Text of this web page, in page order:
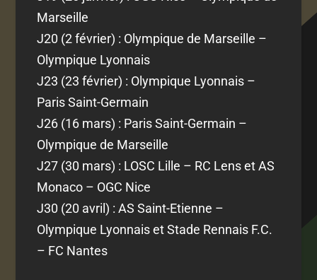
Marseille
J20 (2 février) : Olympique de Marseille –
Olympique Lyonnais
J23 (23 février) : Olympique Lyonnais –
Paris Saint-Germain
J26 (16 mars) : Paris Saint-Germain –
Olympique de Marseille
J27 (30 mars) : LOSC Lille – RC Lens et AS
Monaco – OGC Nice
J30 (20 avril) : AS Saint-Etienne –
Olympique Lyonnais et Stade Rennais F.C.
– FC Nantes